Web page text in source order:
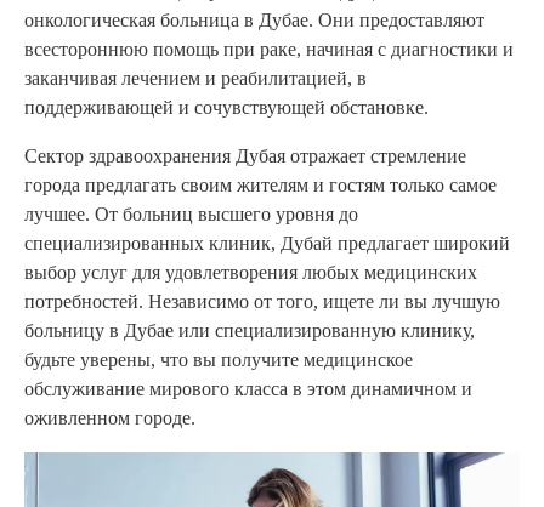
онкологическая больница в Дубае. Они предоставляют
всестороннюю помощь при раке, начиная с диагностики и
заканчивая лечением и реабилитацией, в
поддерживающей и сочувствующей обстановке.
Сектор здравоохранения Дубая отражает стремление
города предлагать своим жителям и гостям только самое
лучшее. От больниц высшего уровня до
специализированных клиник, Дубай предлагает широкий
выбор услуг для удовлетворения любых медицинских
потребностей. Независимо от того, ищете ли вы лучшую
больницу в Дубае или специализированную клинику,
будьте уверены, что вы получите медицинское
обслуживание мирового класса в этом динамичном и
оживленном городе.